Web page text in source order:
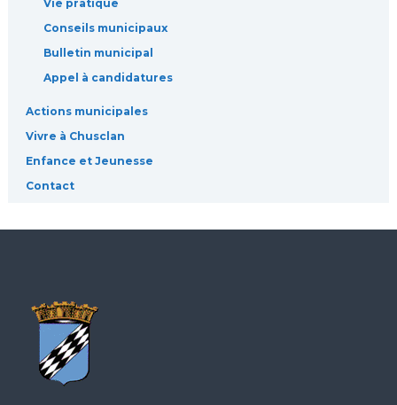
Vie pratique
Conseils municipaux
Bulletin municipal
Appel à candidatures
Actions municipales
Vivre à Chusclan
Enfance et Jeunesse
Contact